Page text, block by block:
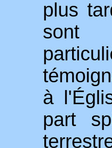
plus
sont
à l'É
part